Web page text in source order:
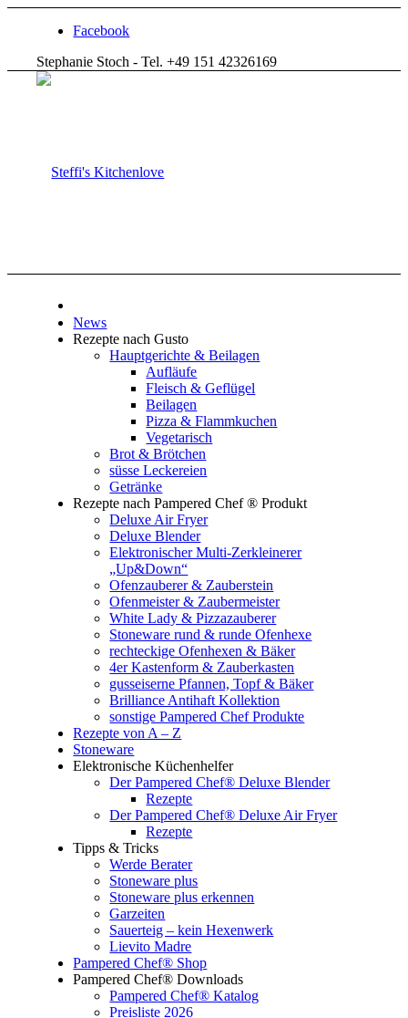
Facebook
Stephanie Stoch - Tel. +49 151 42326169
News
Rezepte nach Gusto
Hauptgerichte & Beilagen
Aufläufe
Fleisch & Geflügel
Beilagen
Pizza & Flammkuchen
Vegetarisch
Brot & Brötchen
süsse Leckereien
Getränke
Rezepte nach Pampered Chef ® Produkt
Deluxe Air Fryer
Deluxe Blender
Elektronischer Multi-Zerkleinerer
„Up&Down“
Ofenzauberer & Zauberstein
Ofenmeister & Zaubermeister
White Lady & Pizzazauberer
Stoneware rund & runde Ofenhexe
rechteckige Ofenhexen & Bäker
4er Kastenform & Zauberkasten
gusseiserne Pfannen, Topf & Bäker
Brilliance Antihaft Kollektion
sonstige Pampered Chef Produkte
Rezepte von A – Z
Stoneware
Elektronische Küchenhelfer
Der Pampered Chef® Deluxe Blender
Rezepte
Der Pampered Chef® Deluxe Air Fryer
Rezepte
Tipps & Tricks
Werde Berater
Stoneware plus
Stoneware plus erkennen
Garzeiten
Sauerteig – kein Hexenwerk
Lievito Madre
Pampered Chef® Shop
Pampered Chef® Downloads
Pampered Chef® Katalog
Preisliste 2026